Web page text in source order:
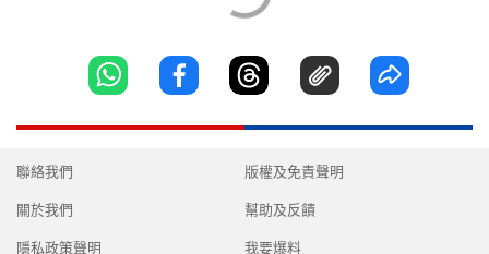
聯絡我們
關於我們
隱私政策聲明
版權及免責聲明
幫助及反饋
我要爆料